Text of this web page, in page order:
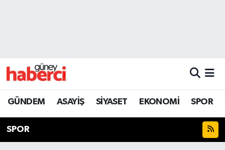
GÜNDEM ASAYİŞ SİYASET EKONOMİ SPOR
SPOR
Beyoğlu Trafik Yoğunluk Haritası
Son Dakika Haberleri